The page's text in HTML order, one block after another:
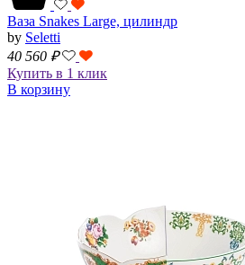
Ваза Snakes Large, цилиндр
by Seletti
40 560 ₽
Купить в 1 клик
В корзину